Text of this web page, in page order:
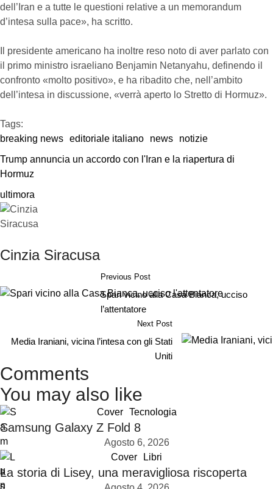
dell’Iran e a tutte le questioni relative a un memorandum
d’intesa sulla pace», ha scritto.
Il presidente americano ha inoltre reso noto di aver parlato con
il primo ministro israeliano Benjamin Netanyahu, definendo il
confronto «molto positivo», e ha ribadito che, nell’ambito
dell’intesa in discussione, «verrà aperto lo Stretto di Hormuz».
Tags:
breaking news editoriale italiano news
notizie
Trump annuncia un accordo con l'Iran e la riapertura di
Hormuz
ultimora
Cinzia Siracusa
Previous Post
Spari vicino alla Casa Bianca, ucciso
l’attentatore
Next Post
Media Iraniani, vicina l’intesa con gli Stati
Uniti
Comments
You may also like
Cover Tecnologia
Samsung Galaxy Z Fold 8
Agosto 6, 2026
Cover
Libri
La storia di Lisey, una meravigliosa riscoperta